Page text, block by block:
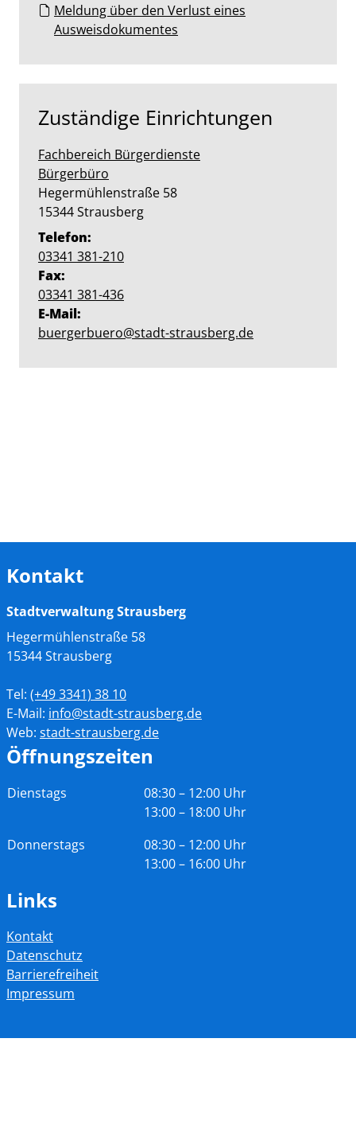
Meldung über den Verlust eines
Ausweisdokumentes
Zuständige Einrichtungen
Fachbereich Bürgerdienste
Bürgerbüro
Straße:
Hegermühlenstraße Hausnummer:
58
PLZ:
15344Ort:
Strausberg
Telefon:
03341 381-210
Fax:
03341 381-436
E-Mail:
buergerbuero@stadt-strausberg.de
Kontakt
Stadtverwaltung Strausberg
Hegermühlenstraße 58
15344 Strausberg
Tel: (+493341) 38 10
E-Mail: info@stadt-strausberg.de
Web: stadt-strausberg.de
Öffnungszeiten
TagZeiten
Dienstags
08:30 – 12:00 Uhr
13:00 – 18:00 Uhr
Donnerstags
08:30 – 12:00 Uhr
13:00 – 16:00 Uhr
Links
Kontakt
Datenschutz
Barrierefreiheit
Impressum